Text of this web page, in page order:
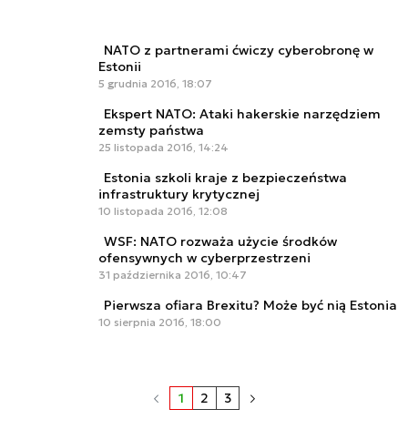
NATO z partnerami ćwiczy cyberobronę w
Estonii
5 grudnia 2016, 18:07
Ekspert NATO: Ataki hakerskie narzędziem
zemsty państwa
25 listopada 2016, 14:24
Estonia szkoli kraje z bezpieczeństwa
infrastruktury krytycznej
10 listopada 2016, 12:08
WSF: NATO rozważa użycie środków
ofensywnych w cyberprzestrzeni
31 października 2016, 10:47
Pierwsza ofiara Brexitu? Może być nią Estonia
10 sierpnia 2016, 18:00
1 2 3